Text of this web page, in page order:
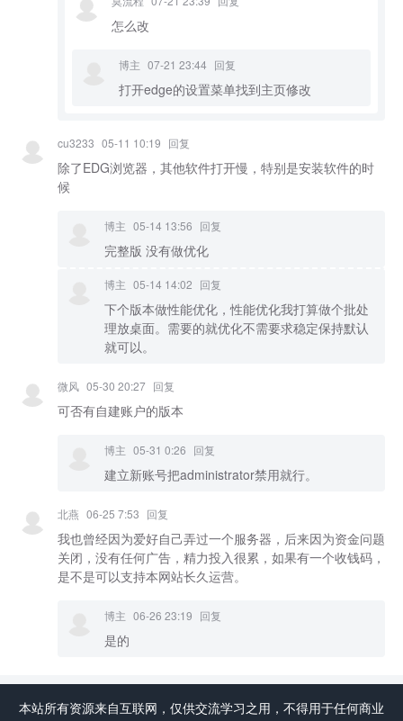
怎么改
博主 07-21 23:44 回复
打开edge的设置菜单找到主页修改
cu3233 05-11 10:19 回复
除了EDG浏览器，其他软件打开慢，特别是安装软件的时
候
博主 05-14 13:56 回复
完整版 没有做优化
博主 05-14 14:02 回复
下个版本做性能优化，性能优化我打算做个批处
理放桌面。需要的就优化不需要求稳定保持默认
就可以。
微风 05-30 20:27 回复
可否有自建账户的版本
博主 05-31 0:26 回复
建立新账号把administrator禁用就行。
北燕 06-25 7:53 回复
我也曾经因为爱好自己弄过一个服务器，后来因为资金问题
关闭，没有任何广告，精力投入很累，如果有一个收钱码，
是不是可以支持本网站长久运营。
博主 06-26 23:19 回复
是的
本站所有资源来自互联网，仅供交流学习之用，不得用于任何商业